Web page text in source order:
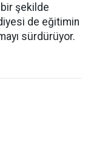
şekilde
de eğitimin
sürdürüyor.